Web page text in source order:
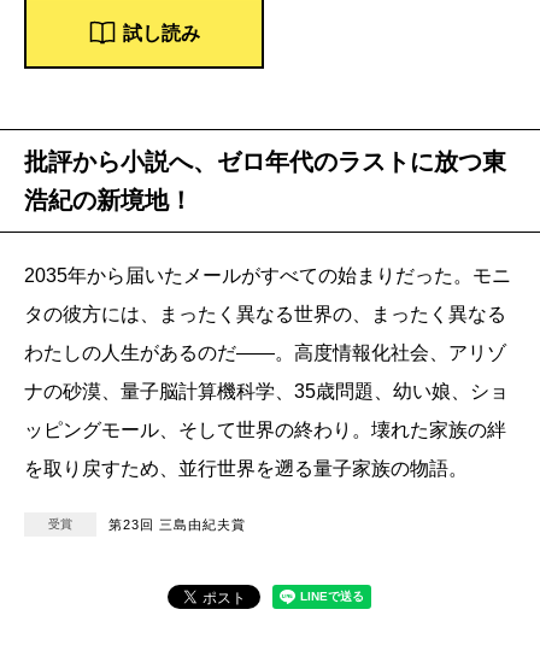
試し読み
批評から小説へ、ゼロ年代のラストに放つ東
浩紀の新境地！
2035年から届いたメールがすべての始まりだった。モニ
タの彼方には、まったく異なる世界の、まったく異なる
わたしの人生があるのだ――。高度情報化社会、アリゾ
ナの砂漠、量子脳計算機科学、35歳問題、幼い娘、ショ
ッピングモール、そして世界の終わり。壊れた家族の絆
を取り戻すため、並行世界を遡る量子家族の物語。
受賞 第23回 三島由紀夫賞